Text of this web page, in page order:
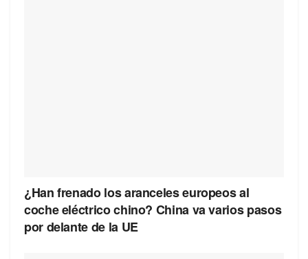
¿Han frenado los aranceles europeos al
coche eléctrico chino? China va varios pasos
por delante de la UE